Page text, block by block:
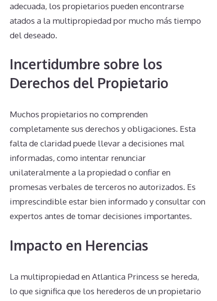
adecuada, los propietarios pueden encontrarse
atados a la multipropiedad por mucho más tiempo
del deseado.
Incertidumbre sobre los
Derechos del Propietario
Muchos propietarios no comprenden
completamente sus derechos y obligaciones. Esta
falta de claridad puede llevar a decisiones mal
informadas, como intentar renunciar
unilateralmente a la propiedad o confiar en
promesas verbales de terceros no autorizados. Es
imprescindible estar bien informado y consultar con
expertos antes de tomar decisiones importantes.
Impacto en Herencias
La multipropiedad en Atlantica Princess se hereda,
lo que significa que los herederos de un propietario